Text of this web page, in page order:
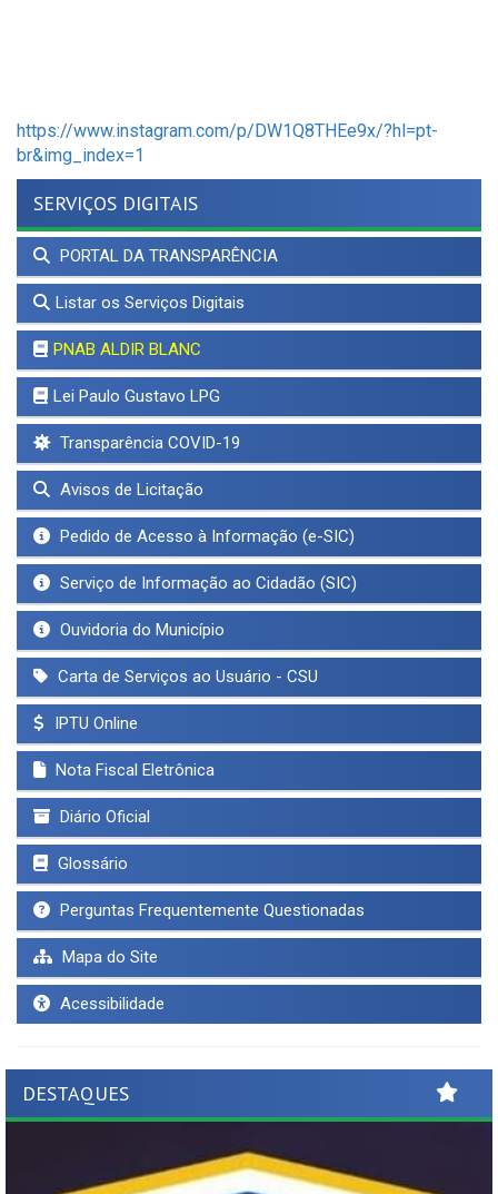
https://www.instagram.com/p/DW1Q8THEe9x/?hl=pt-
br&img_index=1
SERVIÇOS DIGITAIS
PORTAL DA TRANSPARÊNCIA
Listar os Serviços Digitais
PNAB ALDIR BLANC
Lei Paulo Gustavo LPG
Transparência COVID-19
Avisos de Licitação
Pedido de Acesso à Informação (e-SIC)
Serviço de Informação ao Cidadão (SIC)
Ouvidoria do Município
Carta de Serviços ao Usuário - CSU
IPTU Online
Nota Fiscal Eletrônica
Diário Oficial
Glossário
Perguntas Frequentemente Questionadas
Mapa do Site
Acessibilidade
DESTAQUES